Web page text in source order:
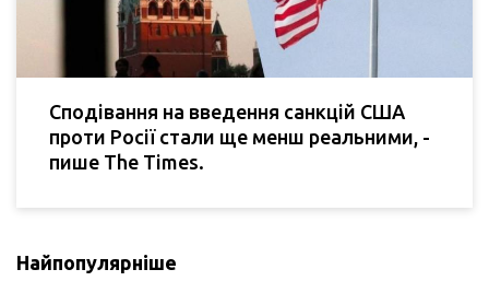
Сподівання на введення санкцій США
проти Росії стали ще менш реальними, -
пише The Times.
Найпопулярніше